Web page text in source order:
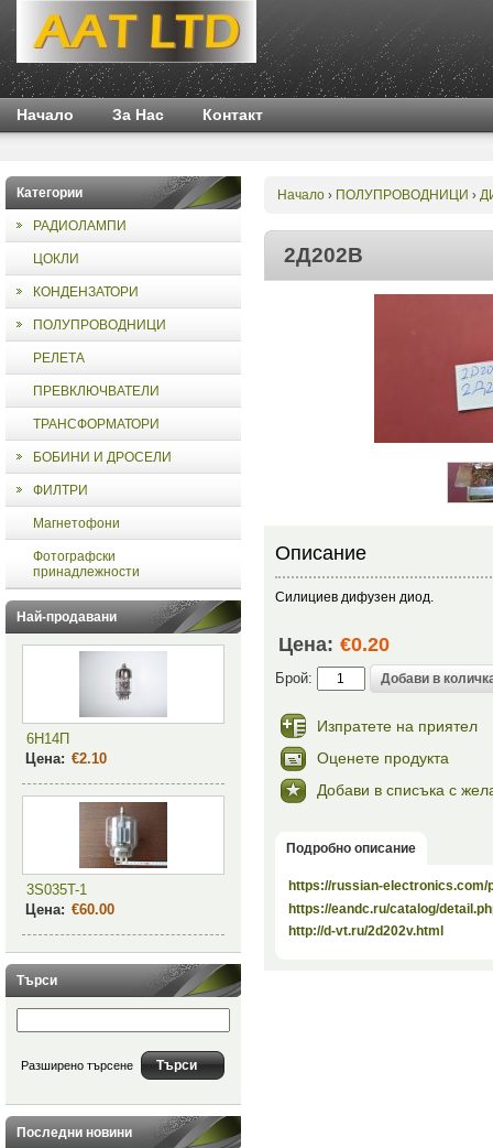
Начало За Нас Контакт
Категории
РАДИОЛАМПИ
ЦОКЛИ
КОНДЕНЗАТОРИ
ПОЛУПРОВОДНИЦИ
РЕЛЕТА
ПРЕВКЛЮЧВАТЕЛИ
ТРАНСФОРМАТОРИ
БОБИНИ И ДРОСЕЛИ
ФИЛТРИ
Магнетофони
Фотографски
принадлежности
Най-продавани
6Н14П
Цена: €2.10
3S035T-1
Цена: €60.00
Търси
Разширено търсене
Последни новини
Начало› ПОЛУПРОВОДНИЦИ ›
2Д202В
Описание
Силициев дифузен диод.
Цена: €0.20
Брой:
Изпратете на приятел
Оценете продукта
Добави в списъка с
Подробно описание
https://russian-electronics.com/
https://eandc.ru/catalog/
http://d-vt.ru/2d202v.html